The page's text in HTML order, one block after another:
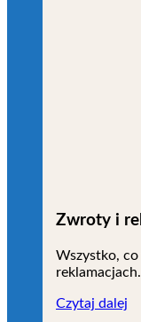
Zwroty i
Wszystko,
reklamacjach.
Czytaj dalej